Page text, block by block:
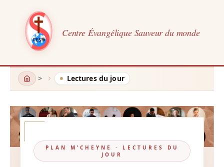
contenu
Centre Évangélique Sauveur du monde
Lectures du jour
PLAN M’CHEYNE · LECTURES DU
JOUR